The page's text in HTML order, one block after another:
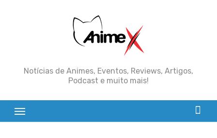
Notícias de Animes, Eventos, Reviews, Artigos,
Podcast e muito mais!